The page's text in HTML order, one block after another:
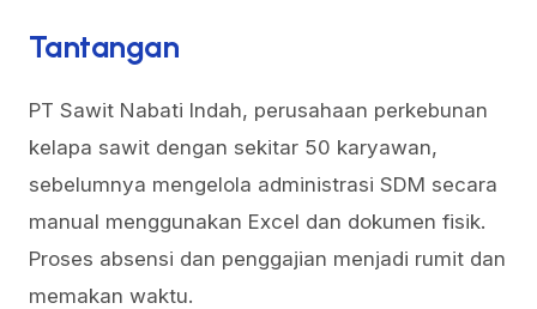
Tantangan
PT Sawit Nabati Indah, perusahaan perkebunan
kelapa sawit dengan sekitar 50 karyawan,
sebelumnya mengelola administrasi SDM secara
manual menggunakan Excel dan dokumen fisik.
Proses absensi dan penggajian menjadi rumit dan
memakan waktu.